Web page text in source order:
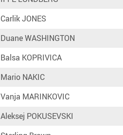
Carlik JONES
Duane WASHINGTON
Balsa KOPRIVICA
Mario NAKIC
Vanja MARINKOVIC
Aleksej POKUSEVSKI